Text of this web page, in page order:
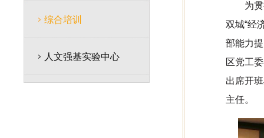
综合培训
人文强基实验中心
为
双城“经
部能力
区党工
出席开
主任。